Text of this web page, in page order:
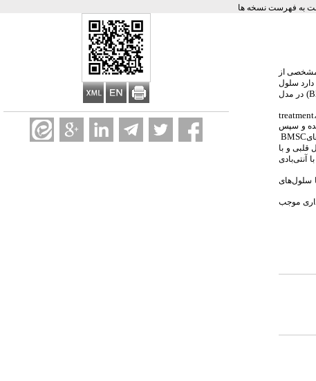
به فهرست نسخه ها
مشخصی از
سلول
در مدل
treatment
و سپس
BMSC
داخل قلبی و با
آنتی‌بادی
تحت درمان با سلول‌های
موجب